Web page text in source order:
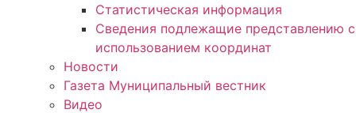
Статистическая информация
Сведения подлежащие представлению с
использованием координат
Новости
Газета Муниципальный вестник
Видео